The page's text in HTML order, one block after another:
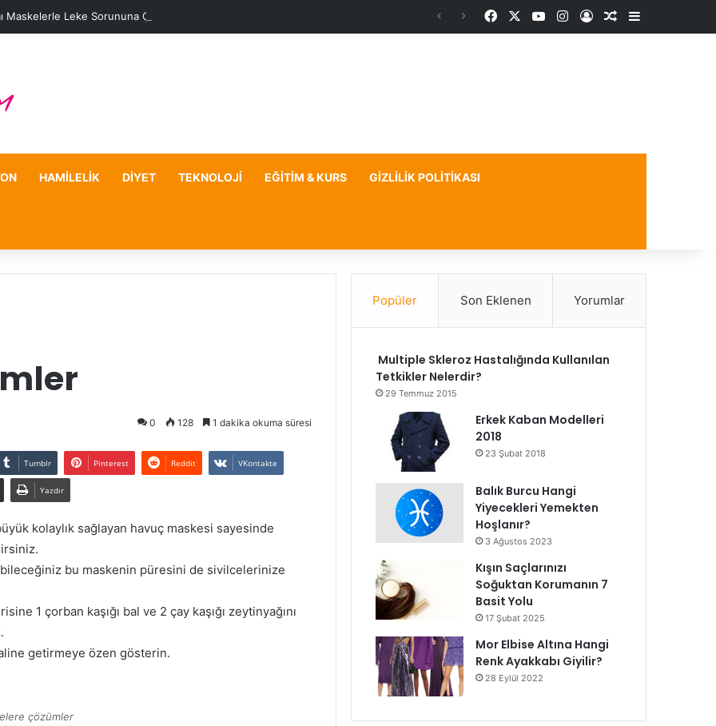
Maskelerle Leke Sorununa Çözüm Önerileri FacebookYouTubeInstagram
Kayıt OlRastgele Makale
Kenar
HAMILELIK DIYET TEKNOLOJI EĞITIM & KURS GIZLILIK POLITIKASI
0 128 1 dakika okuma süresi
Tumblr Pinterest Reddit VKontakte
Yazdır
kolaylık sağlayan havuç maskesi sayesinde
bu maskenin püresini de sivilcelerinize
1 çorban kaşığı bal ve 2 çay kaşığı zeytinyağını
getirmeye özen gösterin.
çözümler
Popüler Son Eklenen Yorumlar
Multiple Skleroz Hastalığında Kullanılan
Tetkikler Nelerdir?
29 Temmuz 2015
Erkek Kaban Modelleri
2018
23 Şubat 2018
Balık Burcu Hangi
Yiyecekleri Yemekten
Hoşlanır?
3 Ağustos 2023
Kışın Saçlarınızı
Soğuktan Korumanın 7
Basit Yolu
17 Şubat 2025
Mor Elbise Altına Hangi
Renk Ayakkabı Giyilir?
28 Eylül 2022